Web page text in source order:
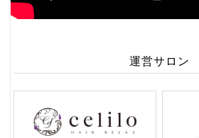
運営サロン